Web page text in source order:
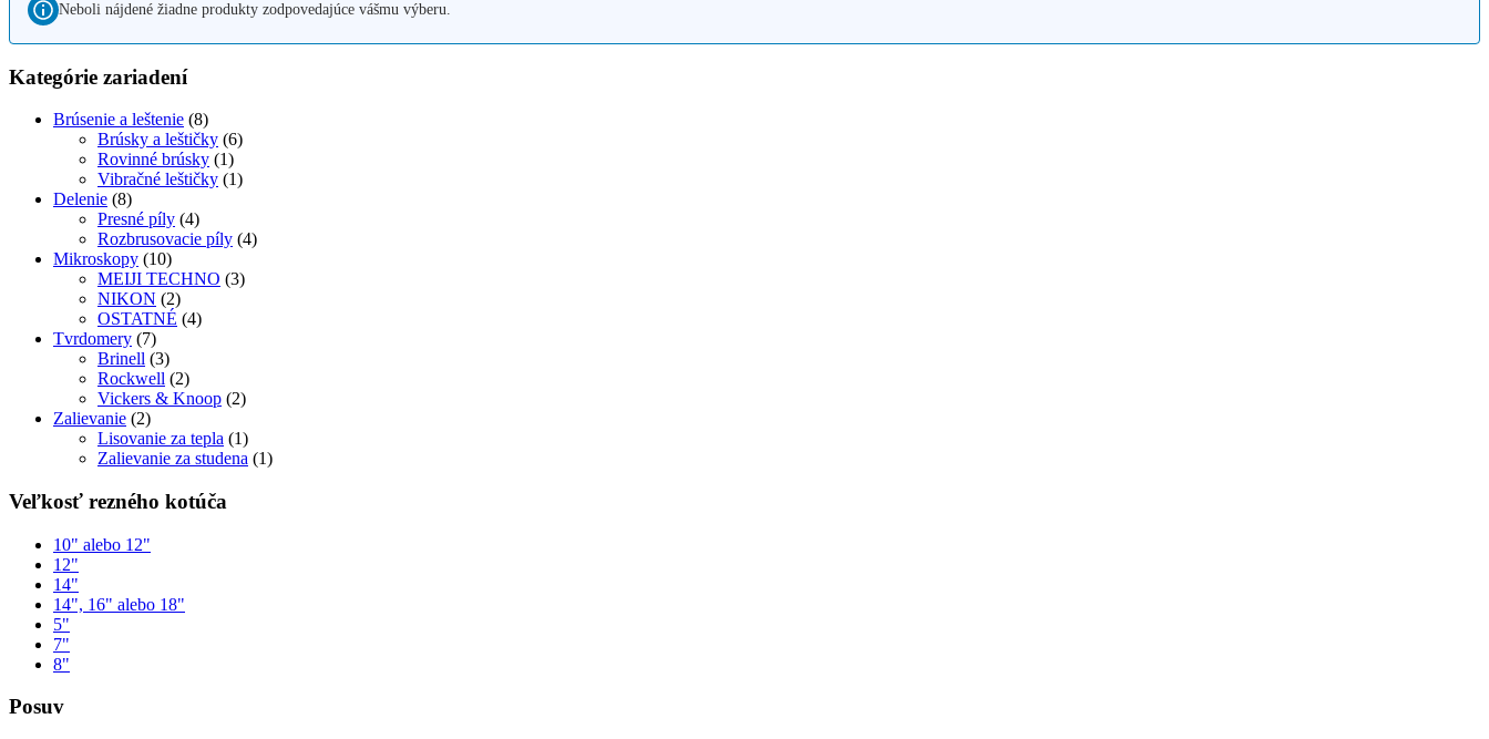
Neboli nájdené žiadne produkty zodpovedajúce vášmu výberu.
Kategórie zariadení
Brúsenie a leštenie (8)
Brúsky a leštičky (6)
Rovinné brúsky (1)
Vibračné leštičky (1)
Delenie (8)
Presné píly (4)
Rozbrusovacie píly (4)
Mikroskopy (10)
MEIJI TECHNO (3)
NIKON (2)
OSTATNÉ (4)
Tvrdomery (7)
Brinell (3)
Rockwell (2)
Vickers & Knoop (2)
Zalievanie (2)
Lisovanie za tepla (1)
Zalievanie za studena (1)
Veľkosť rezného kotúča
10" alebo 12"
12"
14"
14", 16" alebo 18"
5"
7"
8"
Posuv